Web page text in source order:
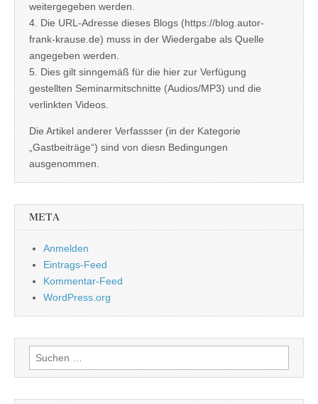
weitergegeben werden.
4. Die URL-Adresse dieses Blogs (https://blog.autor-
frank-krause.de) muss in der Wiedergabe als Quelle
angegeben werden.
5. Dies gilt sinngemäß für die hier zur Verfügung
gestellten Seminarmitschnitte (Audios/MP3) und die
verlinkten Videos.
Die Artikel anderer Verfassser (in der Kategorie
„Gastbeiträge“) sind von diesn Bedingungen
ausgenommen.
META
Anmelden
Eintrags-Feed
Kommentar-Feed
WordPress.org
Suchen
nach: